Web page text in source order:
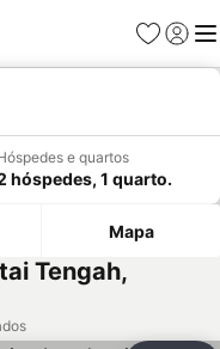
Favoritos
Iniciar
e quartos
hóspedes, 1 quarto.
Mapa
Tengah,